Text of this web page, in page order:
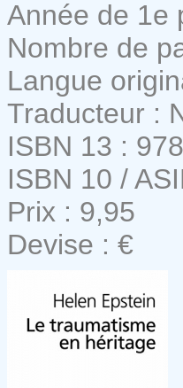
Année de 1e
Nombre de
Langue
Traducteur :
ISBN 13 :
ISBN 10 /
Prix : 9,95
Devise : €